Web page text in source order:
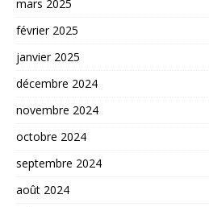
mars 2025
février 2025
janvier 2025
décembre 2024
novembre 2024
octobre 2024
septembre 2024
août 2024